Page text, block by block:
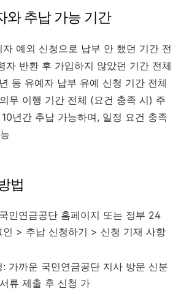
와 추납 가능 기간
예외 신청으로 납부 안 했던 기간 전
자 반환 후 가입하지 않았던 기간 전체
등 유예자 납부 유예 신청 기간 전체
무 이행 기간 전체 (요건 충족 시) 주
년간 추납 가능하며, 일정 요건 충족
법
민연금공단 홈페이지 또는 정부 24
인 > 추납 신청하기 > 신청 기재 사항
: 가까운 국민연금공단 지사 방문 신분
류 제출 후 신청 가